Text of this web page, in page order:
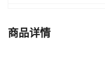
200
商品详情